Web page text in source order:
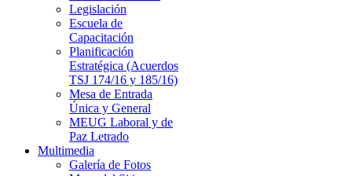
Legislación
Escuela de
Capacitación
Planificación
Estratégica (Acuerdos
TSJ 174/16 y 185/16)
Mesa de Entrada
Única y General
MEUG Laboral y de
Paz Letrado
Multimedia
Galería de Fotos